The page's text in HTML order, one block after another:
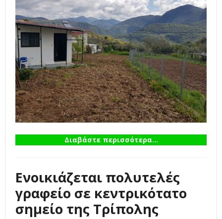
Διαβάστε περισσότερα...
Ενοικιάζεται πολυτελές
γραφείο σε κεντρικότατο
σημείο της Τρίπολης